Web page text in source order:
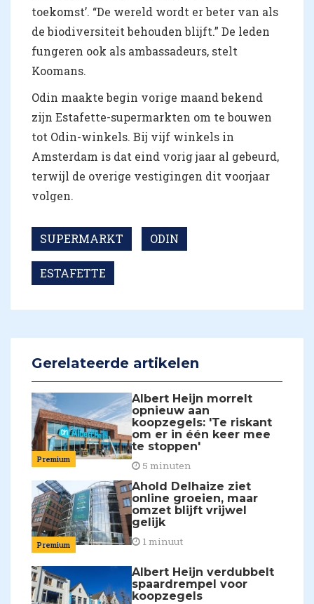
toekomst’. “De wereld wordt er beter van als
de biodiversiteit behouden blijft.” De leden
fungeren ook als ambassadeurs, stelt
Koomans.
Odin maakte begin vorige maand bekend
zijn Estafette-supermarkten om te bouwen
tot Odin-winkels. Bij vijf winkels in
Amsterdam is dat eind vorig jaar al gebeurd,
terwijl de overige vestigingen dit voorjaar
volgen.
SUPERMARKT ODIN
ESTAFETTE
Gerelateerde artikelen
Premium
Albert Heijn morrelt
opnieuw aan
koopzegels: 'Te riskant
om er in één keer mee
te stoppen'
5 minuten
Premium
Ahold Delhaize ziet
online groeien, maar
omzet blijft vrijwel
gelijk
1 minuut
Albert Heijn verdubbelt
spaardrempel voor
koopzegels